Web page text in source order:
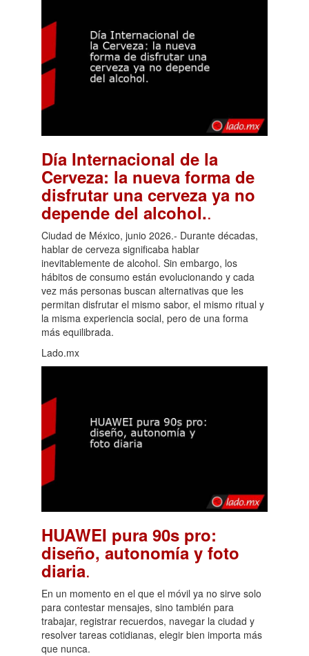
Día Internacional de la
Cerveza: la nueva forma de
disfrutar una cerveza ya no
depende del alcohol..
Ciudad de México, junio 2026.- Durante décadas,
hablar de cerveza significaba hablar
inevitablemente de alcohol. Sin embargo, los
hábitos de consumo están evolucionando y cada
vez más personas buscan alternativas que les
permitan disfrutar el mismo sabor, el mismo ritual y
la misma experiencia social, pero de una forma
más equilibrada.
Lado.mx
HUAWEI pura 90s pro:
diseño, autonomía y foto
diaria.
En un momento en el que el móvil ya no sirve solo
para contestar mensajes, sino también para
trabajar, registrar recuerdos, navegar la ciudad y
resolver tareas cotidianas, elegir bien importa más
que nunca.